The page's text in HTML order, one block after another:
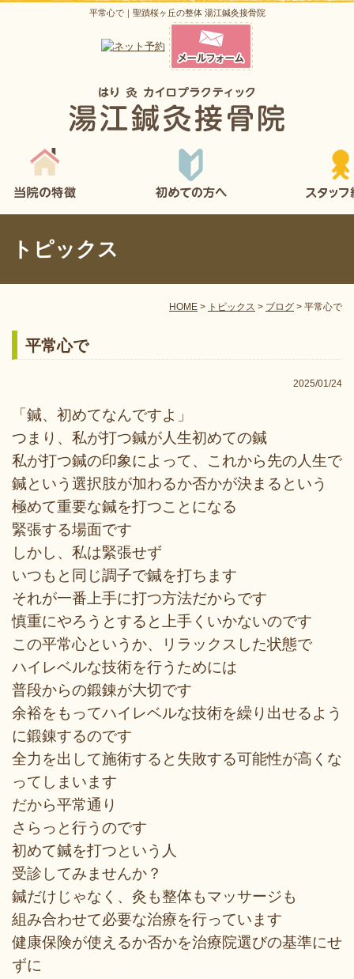
平常心で｜聖蹟桜ヶ丘の整体 湯江鍼灸接骨院
トピックス
HOME > トピックス > ブログ > 平常心で
平常心で
2025/01/24
「鍼、初めてなんですよ」
つまり、私が打つ鍼が人生初めての鍼
私が打つ鍼の印象によって、これから先の人生で
鍼という選択肢が加わるか否かが決まるという
極めて重要な鍼を打つことになる
緊張する場面です
しかし、私は緊張せず
いつもと同じ調子で鍼を打ちます
それが一番上手に打つ方法だからです
慎重にやろうとすると上手くいかないのです
この平常心というか、リラックスした状態で
ハイレベルな技術を行うためには
普段からの鍛錬が大切です
余裕をもってハイレベルな技術を繰り出せるよう
に鍛錬するのです
全力を出して施術すると失敗する可能性が高くな
ってしまいます
だから平常通り
さらっと行うのです
初めて鍼を打つという人
受診してみませんか？
鍼だけじゃなく、灸も整体もマッサージも
組み合わせて必要な治療を行っています
健康保険が使えるか否かを治療院選びの基準にせ
ずに